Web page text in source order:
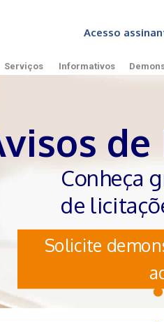
Acesso
Serviços Informativos
Conheça
de
Solicite